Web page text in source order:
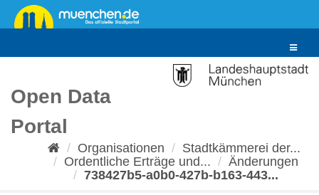
Überspringen
zum
Toggle
Open Data
Portal
Organisationen
Stadtkämmerei der...
Ordentliche Erträge und...
Änderungen
738427b5-a0b0-427b-b163-443...